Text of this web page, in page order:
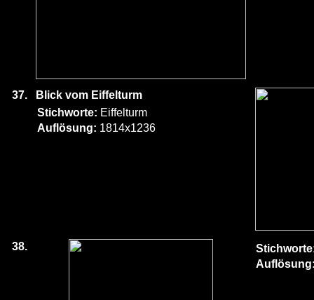
37.
Blick vom Eiffelturm
Stichworte: Eiffelturm
Auflösung: 1814x1236
38.